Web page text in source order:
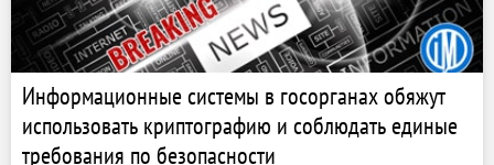
Информационные системы в госорганах обяжут
использовать криптографию и соблюдать единые
требования по безопасности